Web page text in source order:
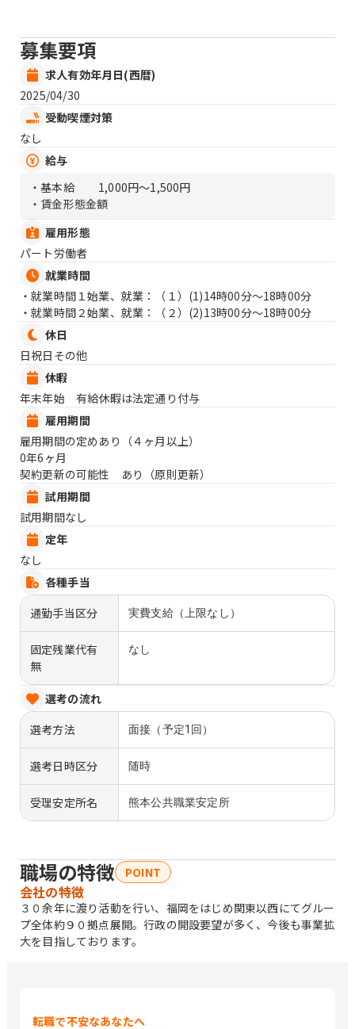
募集要項
求人有効年月日(西暦)
2025/04/30
受動喫煙対策
なし
給与
・基本給
1,000円〜1,500円
・賃金形態金額
雇用形態
パート労働者
就業時間
・就業時間１始業、就業：（１） (1)14時00分〜18時00分
・就業時間２始業、就業：（２） (2)13時00分〜18時00分
休日
日祝日その他
休暇
年末年始 有給休暇は法定通り付与
雇用期間
雇用期間の定めあり（４ヶ月以上）
0年6ヶ月
契約更新の可能性 あり（原則更新）
試用期間
試用期間なし
定年
なし
各種手当
通勤手当区分
実費支給（上限なし）
固定残業代有
無
なし
選考の流れ
選考方法
面接（予定1回）
選考日時区分 随時
受理安定所名 熊本公共職業安定所
職場の特徴 POINT
会社の特徴
３０余年に渡り活動を行い、福岡をはじめ関東以西にてグルー
プ全体約９０拠点展開。行政の開設要望が多く、今後も事業拡
大を目指しております。
転職で不安なあなたへ